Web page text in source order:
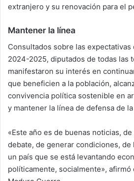
extranjero y su renovación para el
Mantener la línea
Consultados sobre las expectativas
2024-2025, diputados de todas las
manifestaron su interés en
que beneficien a la población,
convivencia política sostenible en
y mantener la línea de defensa de
«Este año es de buenas noticias,
debate, de generar condiciones, de
un país que se está levantando
políticamente, socialmente», afirmó